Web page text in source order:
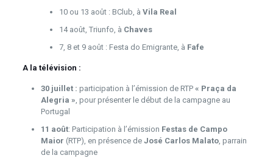
10 ou 13 août : BClub, à Vila Real
14 août, Triunfo, à Chaves
7, 8 et 9 août : Festa do Emigrante, à Fafe
A la télévision :
30 juillet : participation à l’émission de RTP « Praça da
Alegria », pour présenter le début de la campagne au
Portugal
11 août: Participation à l’émission Festas de Campo
Maior (RTP), en présence de José Carlos Malato, parrain
de la campagne